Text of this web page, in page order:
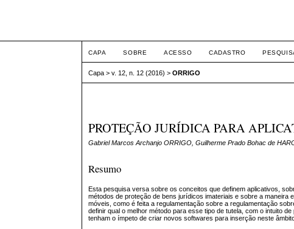
CAPA SOBRE ACESSO CADASTRO
Capa >v. 12, n. 12 (2016) >ORRIGO
PROTEÇÃO JURÍDICA PARA
Gabriel Marcos Archanjo ORRIGO, Guilherme Prado Bohac de
Resumo
Esta pesquisa versa sobre os conceitos que definem aplicativos,
métodos de proteção de bens jurídicos imateriais e sobre a maneira
móveis, como é feita a regulamentação sobre a regulamentação
definir qual o melhor método para esse tipo de tutela, com o intuito
tenham o ímpeto de criar novos softwares para inserção neste